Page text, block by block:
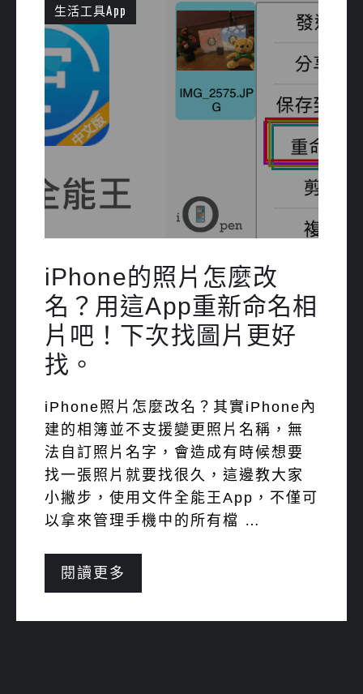
生活工具App
iPhone的照片怎麼改
名？用這App重新命名相
片吧！下次找圖片更好
找。
iPhone照片怎麼改名？其實iPhone內
建的相簿並不支援變更照片名稱，無
法自訂照片名字，會造成有時候想要
找一張照片就要找很久，這邊教大家
小撇步，使用文件全能王App，不僅可
以拿來管理手機中的所有檔 …
閱讀更多